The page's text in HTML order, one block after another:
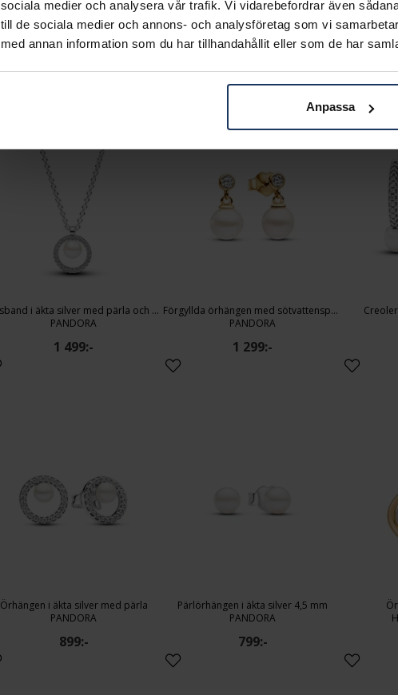
sociala medier och analysera vår trafik. Vi vidarebefordrar även
till de sociala medier och annons- och analysföretag som vi
med annan information som du har tillhandahållit eller som de har
Anpassa
HALLBERGS GULD
995:-
HALLBERGS GULD
11 495:-
Halsband i äkta silver med pärla och cirkel
PANDORA
1 499:-
Förgyllda örhängen med sötvattenspärla
PANDORA
1 299:-
Örhängen i äkta silver med pärla
PANDORA
899:-
Pärlörhängen i äkta silver 4,5 mm
PANDORA
799:-